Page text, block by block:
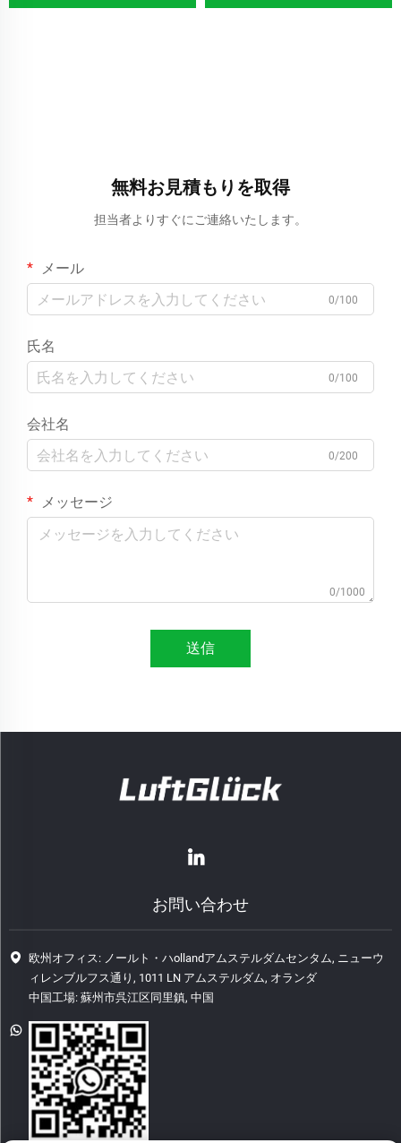
無料お見積もりを取得
担当者よりすぐにご連絡いたします。
メール
0/100
氏名
0/100
会社名
0/200
メッセージ
0/1000
送信
お問い合わせ
欧州オフィス: ノールト・ハollandアムステルダムセンタム, ニューウ
ィレンブルフス通り, 1011 LN アムステルダム, オランダ
中国工場: 蘇州市呉江区同里鎮, 中国